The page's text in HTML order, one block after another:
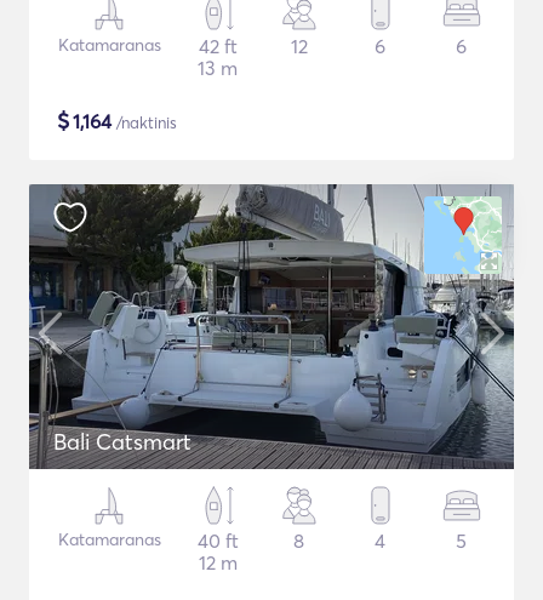
Katamaranas
42 ft
13 m
12 6 6
$1,164/naktinis
Bali Catsmart
Katamaranas
40 ft
12 m
8 4 5